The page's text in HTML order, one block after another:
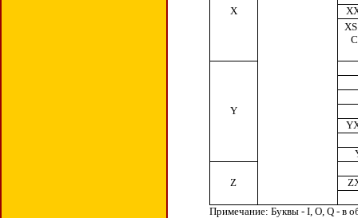
X
Y
Z
Примечание: Буквы - I, O, Q - в